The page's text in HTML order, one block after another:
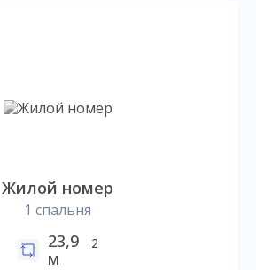
Жилой номер
1 спальня
23,9
м
2